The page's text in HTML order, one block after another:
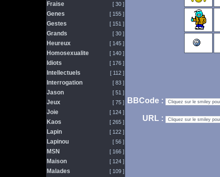
BBCode :
URL :
Fraise [ 30 ]
Genes [ 155 ]
Gestes [ 151 ]
Grands [ 30 ]
Heureux [ 145 ]
Homosexualite [ 140 ]
Idiots [ 176 ]
Intellectuels [ 112 ]
Interrogation [ 83 ]
Jason [ 51 ]
Jeux [ 75 ]
Joie [ 124 ]
Kaos [ 265 ]
Lapin [ 122 ]
Lapinou [ 56 ]
MSN [ 166 ]
Maison [ 124 ]
Malades [ 109 ]